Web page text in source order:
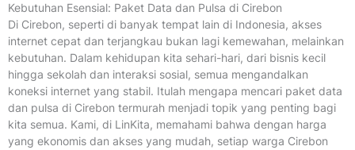
Kebutuhan Esensial: Paket Data dan Pulsa di Cirebon
Di Cirebon, seperti di banyak tempat lain di Indonesia, akses
internet cepat dan terjangkau bukan lagi kemewahan, melainkan
kebutuhan. Dalam kehidupan kita sehari-hari, dari bisnis kecil
hingga sekolah dan interaksi sosial, semua mengandalkan
koneksi internet yang stabil. Itulah mengapa mencari paket data
dan pulsa di Cirebon termurah menjadi topik yang penting bagi
kita semua. Kami, di LinKita, memahami bahwa dengan harga
yang ekonomis dan akses yang mudah, setiap warga Cirebon